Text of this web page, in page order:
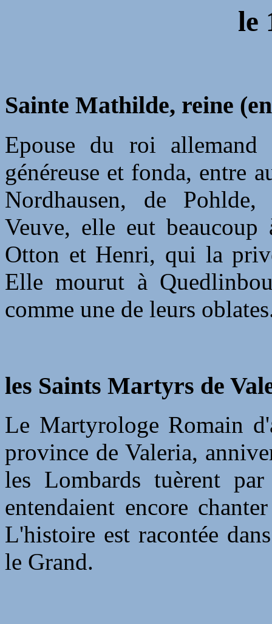
le
Sainte Mathilde, reine
Epouse du roi
généreuse et fonda, entre
Nordhausen, de
Veuve, elle eut
Otton et Henri, qui la
Elle mourut à
comme une de leurs
les Saints Martyrs de
Le Martyrologe Romain
province de Valeria,
les Lombards tuèrent
entendaient encore
L'histoire est racontée
le Grand.